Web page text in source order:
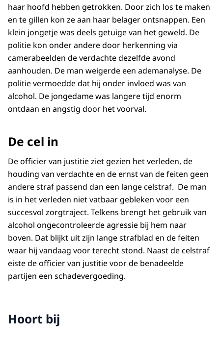
haar hoofd hebben getrokken. Door zich los te maken
en te gillen kon ze aan haar belager ontsnappen. Een
klein jongetje was deels getuige van het geweld. De
politie kon onder andere door herkenning via
camerabeelden de verdachte dezelfde avond
aanhouden. De man weigerde een ademanalyse. De
politie vermoedde dat hij onder invloed was van
alcohol. De jongedame was langere tijd enorm
ontdaan en angstig door het voorval.
De cel in
De officier van justitie ziet gezien het verleden, de
houding van verdachte en de ernst van de feiten geen
andere straf passend dan een lange celstraf. De man
is in het verleden niet vatbaar gebleken voor een
succesvol zorgtraject. Telkens brengt het gebruik van
alcohol ongecontroleerde agressie bij hem naar
boven. Dat blijkt uit zijn lange strafblad en de feiten
waar hij vandaag voor terecht stond. Naast de celstraf
eiste de officier van justitie voor de benadeelde
partijen een schadevergoeding.
Hoort bij